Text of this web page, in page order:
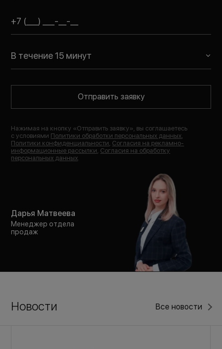
В течение 15 минут
Отправить заявку
Нажимая на кнопку «Отправить заявку», вы соглашаетесь
с условиями Политики обработки персональных данных
Политики конфиденциальности Согласия на рекламно-
информационные рассылки Согласия на обработку
персональных данных
Дарья Матвеева
Менеджер отдела
продаж
Новости Все новости